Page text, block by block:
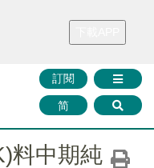
財華證券 媒體矩陣
訂閱
简
料中期純